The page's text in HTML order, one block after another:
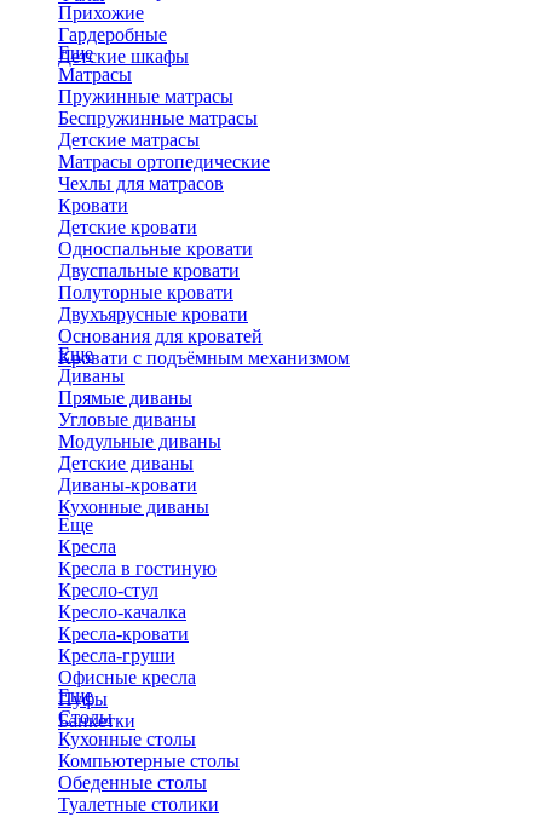
Прихожие
Гардеробные
Детские шкафы
Еще
Матрасы
Пружинные матрасы
Беспружинные матрасы
Детские матрасы
Матрасы ортопедические
Чехлы для матрасов
Кровати
Детские кровати
Односпальные кровати
Двуспальные кровати
Полуторные кровати
Двухъярусные кровати
Основания для кроватей
Кровати с подъёмным механизмом
Еще
Диваны
Прямые диваны
Угловые диваны
Модульные диваны
Детские диваны
Диваны-кровати
Кухонные диваны
Еще
Кресла
Кресла в гостиную
Кресло-стул
Кресло-качалка
Кресла-кровати
Кресла-груши
Офисные кресла
Пуфы
Банкетки
Еще
Столы
Кухонные столы
Компьютерные столы
Обеденные столы
Туалетные столики